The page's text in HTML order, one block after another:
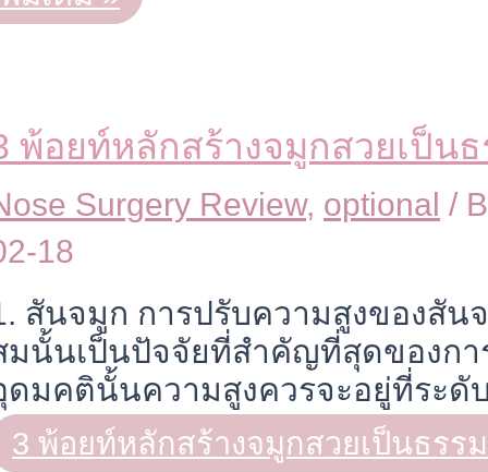
พ้อยท์หลักสร้างจมูกสวยเป็น
Surgery Review, optional /
18
สันจมูก การปรับความสูงของสัน
มนั้นเป็นปัจจัยที่สำคัญที่สุดของก
ดมคตินั้นความสูงควรจะอยู่ที่ระ
3 พ้อยท์หลักสร้างจมูกสวยเป็นธรร